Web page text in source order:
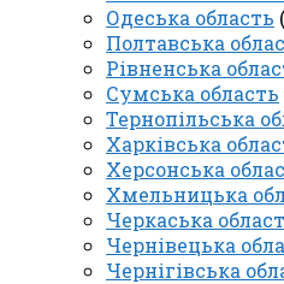
Одеська область
Полтавська
Рівненська
Сумська область
Тернопільська
Харківська
Херсонська
Хмельницька
Черкаська
Чернівецька
Чернігівська